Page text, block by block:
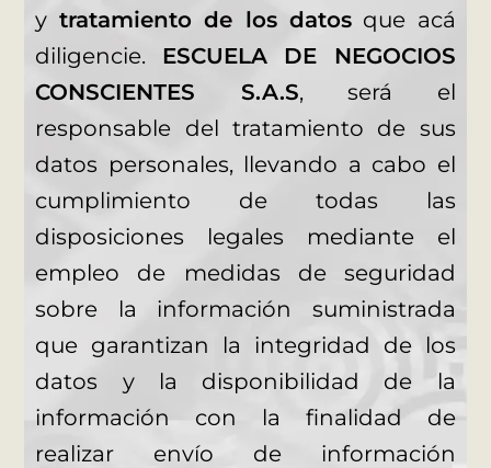
y tratamiento de los datosque acá
diligencie. ESCUELA DE NEGOCIOS
CONSCIENTES S.A.S, será el
responsable del tratamiento de sus
datos personales, llevando a cabo el
cumplimiento de todas las
disposiciones legales mediante el
empleo de medidas de seguridad
sobre la información suministrada
que garantizan la integridad de los
datos y la disponibilidad de la
información con la finalidad de
realizar envío de información